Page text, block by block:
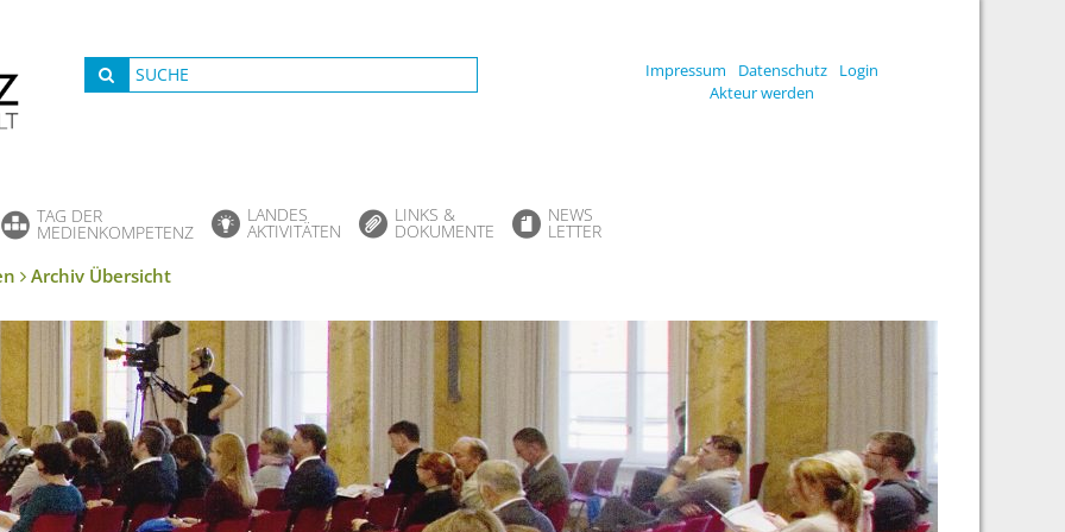
Impressum Datenschutz
Login
Akteur werden
TAG DER
MEDIENKOMPETENZ
LANDES
AKTIVITÄTEN
LINKS &
DOKUMENTE
NEWS
LETTER
Archiv Übersicht